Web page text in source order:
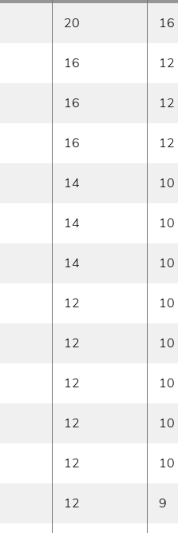
20 16
16 12
16 12
16 12
14 10
14 10
14 10
12 10
12 10
12 10
12 10
12 10
12 9